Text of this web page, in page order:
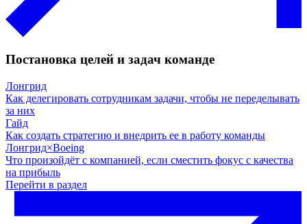
Постановка целей и задач команде
Лонгрид
Как делегировать сотрудникам задачи, чтобы не переделывать
за них
Гайд
Как создать стратегию и внедрить ее в работу команды
Лонгрид×Boeing
Что произойдёт с компанией, если сместить фокус с качества
на прибыль
Перейти в раздел